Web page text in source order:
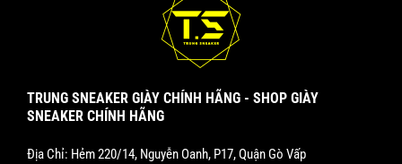
TRUNG SNEAKER GIÀY CHÍNH HÃNG - SHOP GIÀY
SNEAKER CHÍNH HÃNG
Địa Chỉ: Hẻm 220/14, Nguyễn Oanh, P17, Quận Gò Vấp